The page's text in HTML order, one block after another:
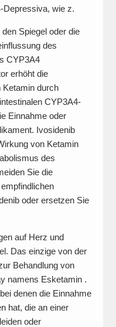
Depressiva, wie z.
Spiegel oder die
des
CYP3A4
erhöht die
Ketamin durch
CYP3A4-
Einnahme oder
Ivosidenib
von Ketamin
des
Sie die
oder ersetzen Sie
auf Herz und
Das einzige von der
Behandlung von
namens Esketamin .
denen die Einnahme
hat, die an einer
oder